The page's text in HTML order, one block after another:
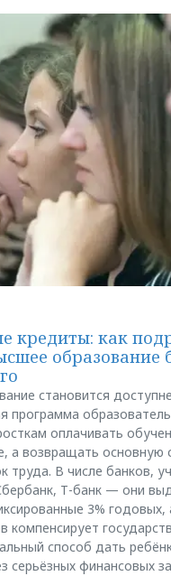
кредиты: как
образование
становится
программа
оплачивать
а возвращать основную
труда. В числе банков,
Т-банк — они
3% годовых,
компенсирует
способ дать
серьёзных финансовых